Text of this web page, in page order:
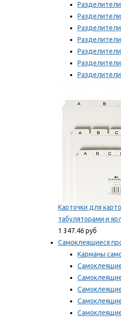
Карточки для
табуляторами и
1 347.46 руб
Самоклеящиеся
Карманы